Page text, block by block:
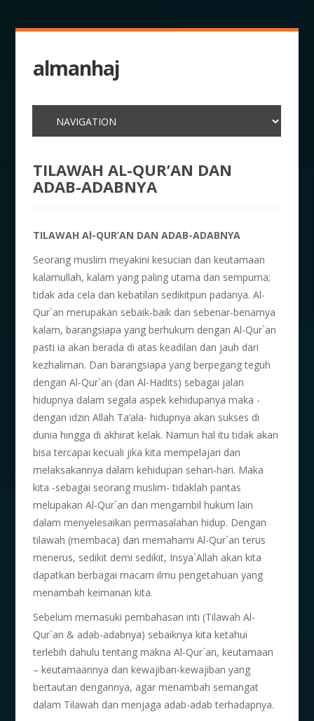
almanhaj
TILAWAH AL-QUR’AN DAN
ADAB-ADABNYA
TILAWAH Al-QUR’AN DAN ADAB-ADABNYA
Seorang muslim meyakini kesucian dan keutamaan
kalamullah, kalam yang paling utama dan sempurna;
tidak ada cela dan kebatilan sedikitpun padanya. Al-
Qur`an merupakan sebaik-baik dan sebenar-benarnya
kalam, barangsiapa yang berhukum dengan Al-Qur`an
pasti ia akan berada di atas keadilan dan jauh dari
kezhaliman. Dan barangsiapa yang berpegang teguh
dengan Al-Qur`an (dan Al-Hadits) sebagai jalan
hidupnya dalam segala aspek kehidupanya maka -
dengan idzin Allah Ta’ala- hidupnya akan sukses di
dunia hingga di akhirat kelak. Namun hal itu tidak akan
bisa tercapai kecuali jika kita mempelajari dan
melaksakannya dalam kehidupan sehari-hari. Maka
kita -sebagai seorang muslim- tidaklah pantas
melupakan Al-Qur`an dan mengambil hukum lain
dalam menyelesaikan permasalahan hidup. Dengan
tilawah (membaca) dan memahami Al-Qur`an terus
menerus, sedikit demi sedikit, Insya`Allah akan kita
dapatkan berbagai macam ilmu pengetahuan yang
menambah keimanan kita.
Sebelum memasuki pembahasan inti (Tilawah Al-
Qur`an & adab-adabnya) sebaiknya kita ketahui
terlebih dahulu tentang makna Al-Qur`an, keutamaan
– keutamaannya dan kewajiban-kewajiban yang
bertautan dengannya, agar menambah semangat
dalam Tilawah dan menjaga adab-adab terhadapnya.